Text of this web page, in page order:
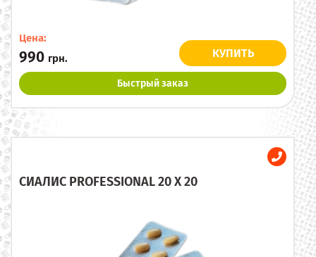
Цена:
990 грн. КУПИТЬ
Быстрый заказ
СИАЛИС PROFESSIONAL 20 X 20